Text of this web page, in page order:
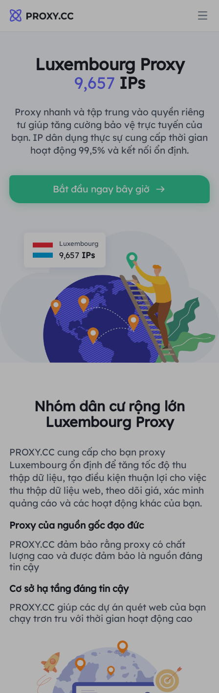
Proxy
Proxy dân cư tĩnh
Proxy cư trú không giới hạn
Một đặc vụ ISP lâu dài
PROXY DÂN CƯ
Ủy quyền cư trú $0.8/GB
Proxy dân cư tĩnh $0.28/IP/Ngày
Ủy nhiệm trung tâm dữ liệu tĩnh
Một đặc vụ ISP lâu dài $1.4
Data for AI
THEO TRƯỜNG HỢP SỬ DỤNG
Bảo vệ thương hiệu
Giám sát SEO
Xác minh quảng cáo
Quét và thu thập dữ liệu web
Tài nguyên
Chương trình liên kết
Đối tác
CÔNG CỤ MIỄN PHÍ
Trình kiểm tra proxy
ĐỊA ĐIỂM
Hoa Kỳ
Vương quốc Anh
Brazil
Nga
Tích hợp thêm
Học hỏi
Câu hỏi thường gặp
Blog
Hướng dẫn sử dụng
Cách bật lại quyền thông
báo trang web
Tích hợp thêm
中文
English
Deutsch
Indonesia
Русский
हिंदी
Thưởng thứcGiảm giá 77%và hành động
ngay!
Khu dân cư $0/GB Không giới hạn $0/Ngày
Luxembourg Proxy
9,657 IPs
Proxy nhanh và tập trung vào quyền riêng
tư giúp tăng cường bảo vệ trực tuyến của
bạn. IP dân dụng thực sự cung cấp thời gian
hoạt động 99,5% và kết nối ổn định.
Bắt đầu ngay bây giờ
Luxembourg
9,657IPs
Nhóm dân cư rộng lớn
Luxembourg Proxy
PROXY.CC cung cấp cho bạn proxy
Luxembourg ổn định để tăng tốc độ thu
thập dữ liệu, tạo điều kiện thuận lợi cho việc
thu thập dữ liệu web, theo dõi giá, xác minh
quảng cáo và các hoạt động khác của bạn.
Proxy của nguồn gốc đạo đức
PROXY.CC đảm bảo rằng proxy có chất
lượng cao và được đảm bảo là nguồn đáng
tin cậy
Cơ sở hạ tầng đáng tin cậy
PROXY.CC giúp các dự án quét web của bạn
chạy trơn tru với thời gian hoạt động cao